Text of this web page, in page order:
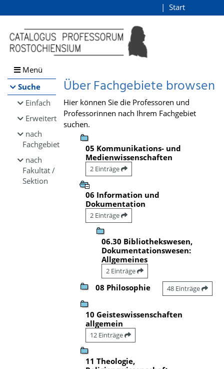
Browsen
direkt zum Inhalt
Start
Menü
Suche
Einfach
Erweitert
nach
Fachgebiet
nach
Fakultät /
Sektion
Über Fachgebiete browsen
Hier können Sie die Professoren und
Professorinnen nach Ihrem Fachgebiet
suchen.
05 Kommunikations- und
Medienwissenschaften
2 Einträge
06 Information und
Dokumentation
2 Einträge
06.30 Bibliothekswesen,
Dokumentationswesen:
Allgemeines
2 Einträge
08 Philosophie 48 Einträge
10 Geisteswissenschaften
allgemein
12 Einträge
11 Theologie,